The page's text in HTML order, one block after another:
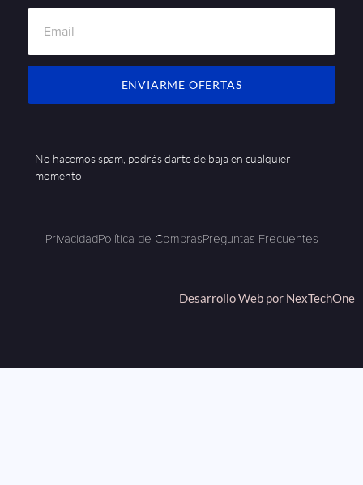
ENVIARME OFERTAS
No hacemos spam, podrás darte de baja en cualquier
momento
PrivacidadPolítica de ComprasPreguntas Frecuentes
Desarrollo Web por NexTechOne